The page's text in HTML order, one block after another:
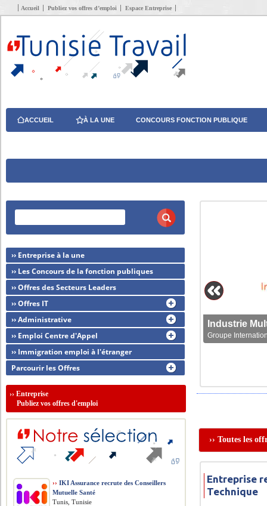
Accueil Publiez vos offres d’emploi Espace Entreprise
ACCUEIL À LA UNE CONCOURS FONCTION PUBLIQUE
Groupe
›› Toutes les
Entreprise
Technique
›› Entreprise à la une
›› Les Concours de la fonction publiques
›› Offres des Secteurs Leaders
›› Offres IT
›› Administrative
›› Emploi Centre d'Appel
›› Immigration emploi à l'étranger
Parcourir les Offres
››Entreprise
Publiez vos offres d'emploi
›› IKI Assurance recrute des Conseillers
Mutuelle Santé
Tunis, Tunisie